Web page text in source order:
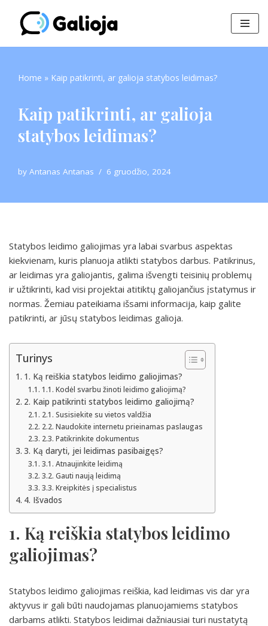
Skip
to
Home » Kaip patikrinti, ar galioja statybos leidimas?
Kaip patikrinti, ar galioja
statybos leidimas?
by Antanas Antanas 6 gruodžio, 2024
Statybos leidimo galiojimas yra labai svarbus aspektas
kiekvienam, kuris planuoja atlikti statybos darbus. Patikrinus,
ar leidimas yra galiojantis, galima išvengti teisinių problemų
ir užtikrinti, kad visi projektai atitiktų galiojančius įstatymus ir
normas. Žemiau pateikiama išsami informacija, kaip galite
patikrinti, ar jūsų statybos leidimas galioja.
Turinys
1. Ką reiškia statybos leidimo galiojimas?
1.1. Kodėl svarbu žinoti leidimo galiojimą?
2. Kaip patikrinti statybos leidimo galiojimą?
2.1. Susisiekite su vietos valdžia
2.2. Naudokite internetu prieinamas paslaugas
2.3. Patikrinkite dokumentus
3. Ką daryti, jei leidimas pasibaigęs?
3.1. Atnaujinkite leidimą
3.2. Gauti naują leidimą
3.3. Kreipkitės į specialistus
4. Išvados
1. Ką reiškia statybos leidimo
galiojimas?
Statybos leidimo galiojimas reiškia, kad leidimas vis dar yra
aktyvus ir gali būti naudojamas planuojamiems statybos
darbams atlikti. Statybos leidimai dažniausiai turi nustatytą